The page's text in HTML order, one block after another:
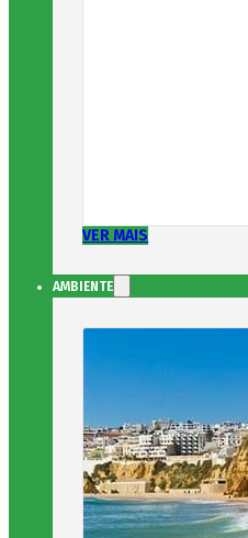
VER MAIS
AMBIENTE